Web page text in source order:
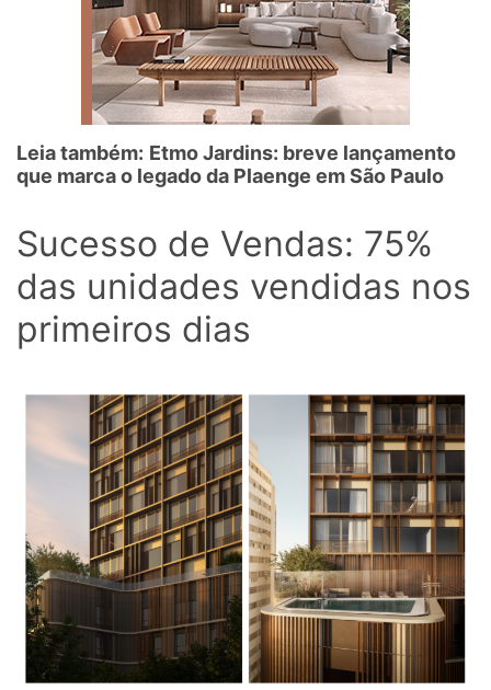
Leia também: Etmo Jardins: breve lançamento
que marca o legado da Plaenge em São Paulo
Sucesso de Vendas: 75%
das unidades vendidas nos
primeiros dias